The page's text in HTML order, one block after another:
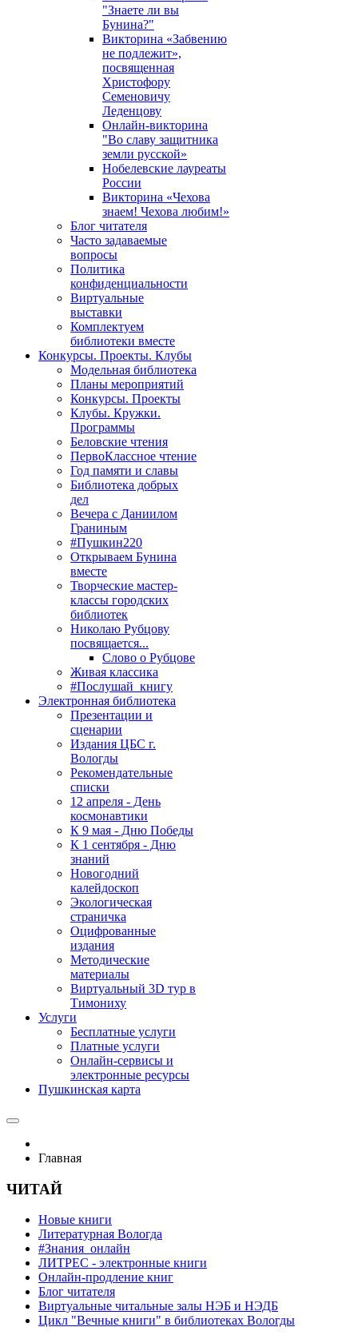
"Знаете ли вы
Бунина?"
Викторина «Забвению
не подлежит»,
посвященная
Христофору
Семеновичу
Леденцову
Онлайн-викторина
"Во славу защитника
земли русской»
Нобелевские лауреаты
России
Викторина «Чехова
знаем! Чехова любим!»
Блог читателя
Часто задаваемые
вопросы
Политика
конфиденциальности
Виртуальные
выставки
Комплектуем
библиотеки вместе
Конкурсы. Проекты. Клубы
Модельная библиотека
Планы мероприятий
Конкурсы. Проекты
Клубы. Кружки.
Программы
Беловские чтения
ПервоКлассное чтение
Год памяти и славы
Библиотека добрых
дел
Вечера с Даниилом
Граниным
#Пушкин220
Открываем Бунина
вместе
Творческие мастер-
классы городских
библиотек
Николаю Рубцову
посвящается...
Слово о Рубцове
Живая классика
#Послушай_книгу
Электронная библиотека
Презентации и
сценарии
Издания ЦБС г.
Вологды
Рекомендательные
списки
12 апреля - День
космонавтики
К 9 мая - Дню Победы
К 1 сентября - Дню
знаний
Новогодний
калейдоскоп
Экологическая
страничка
Оцифрованные
издания
Методические
материалы
Виртуальный 3D тур в
Тимониху
Услуги
Бесплатные услуги
Платные услуги
Онлайн-сервисы и
электронные ресурсы
Пушкинская карта
Главная
ЧИТАЙ
Новые книги
Литературная Вологда
#Знания_онлайн
ЛИТРЕС - электронные книги
Онлайн-продление книг
Блог читателя
Виртуальные читальные залы НЭБ и НЭДБ
Цикл "Вечные книги" в библиотеках Вологды